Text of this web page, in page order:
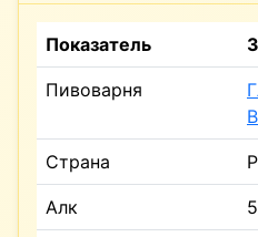
Показатель
Пивоварня
Страна
Алк